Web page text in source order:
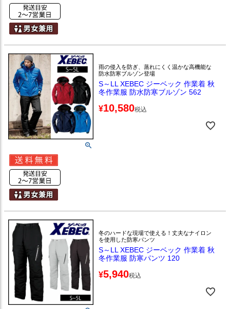
雨の侵入を防ぎ、蒸れにくく温かな高機能な
防水防寒ブルゾン登場
S～LL XEBEC ジーベック 作業着 秋
冬作業服 防水防寒ブルゾン 562
¥10,580税込
冬のハードな現場で使える！丈夫なナイロン
を使用した防寒パンツ
S～LL XEBEC ジーベック 作業着 秋
冬作業服 防寒パンツ 120
¥5,940税込